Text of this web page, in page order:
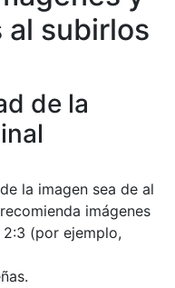
al subirlos
de la
la imagen sea de al
imágenes
(por ejemplo,